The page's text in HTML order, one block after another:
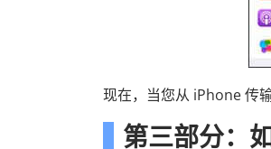
现在，当您从 iPhone 传
第三部分：